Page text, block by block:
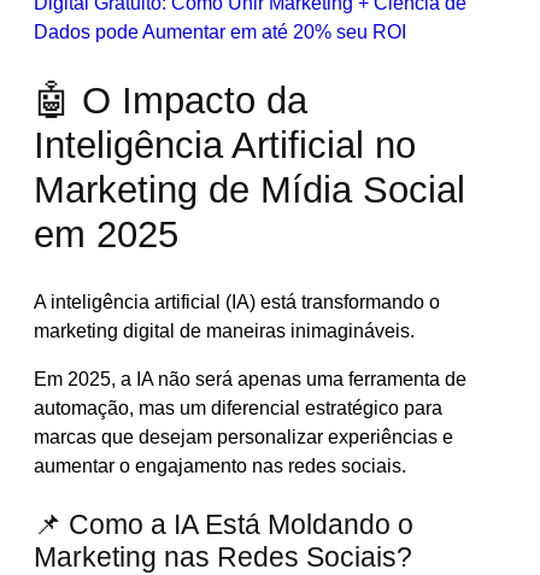
Dados pode Aumentar em até 20% seu ROI
🤖 O Impacto da
Inteligência Artificial no
Marketing de Mídia Social
em 2025
A inteligência artificial (IA) está transformando o
marketing digital de maneiras inimagináveis.
Em 2025, a IA não será apenas uma ferramenta de
automação, mas um diferencial estratégico para
marcas que desejam personalizar experiências e
aumentar o engajamento nas redes sociais.
📌 Como a IA Está Moldando o
Marketing nas Redes Sociais?